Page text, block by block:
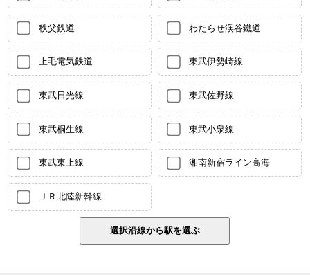
秩父鉄道 わたらせ渓谷鐵道
上毛電気鉄道 東武伊勢崎線
東武日光線 東武佐野線
東武桐生線 東武小泉線
東武東上線 湘南新宿ライン高海
ＪＲ北陸新幹線